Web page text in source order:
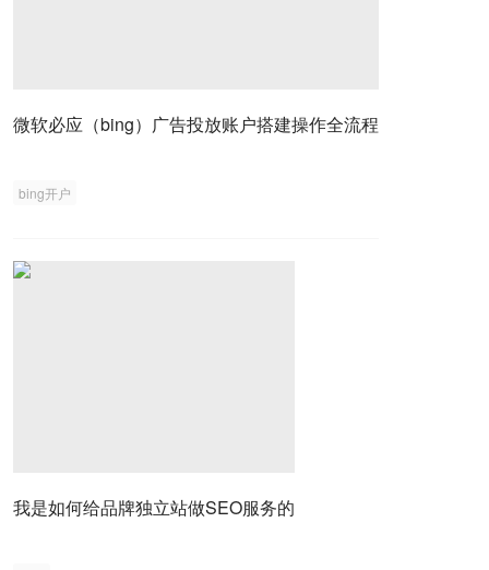
微软必应（bing）广告投放账户搭建操作全流程
bing开户
我是如何给品牌独立站做SEO服务的